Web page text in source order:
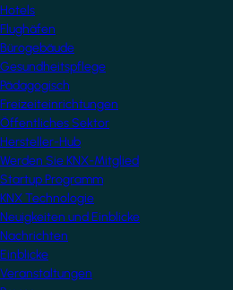
Hotels
Flughäfen
Bürogebäude
Gesundheitspflege
Pädagogisch
Freizeiteinrichtungen
Öffentliches Sektor
Hersteller-Hub
Werden Sie KNX-Mitglied
Startup Programm
KNX Technologie
Neuigkeiten und Einblicke
Nachrichten
Einblicke
Veranstaltungen